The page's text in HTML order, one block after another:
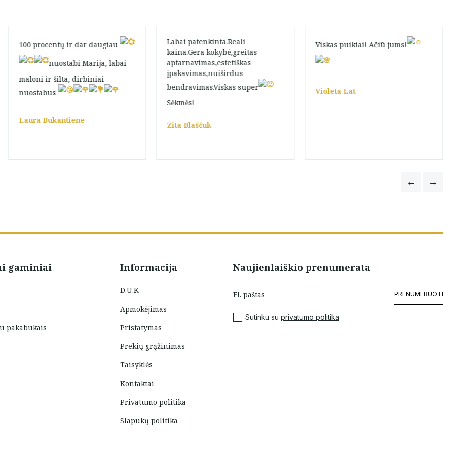
100 procentų ir dar daugiau
nuostabi Marija, labai
maloni ir šilta, dirbiniai
nuostabus
Laura Bukantiene
Labai patenkinta.Reali
kaina.Gera kokybė,greitas
aptarnavimas,estetiškas
įpakavimas,nuiširdus
bendravimas.Viskas super
Sėkmės!
Zita Blaščuk
Viskas puikiai! Ačiū jums!
Violeta Lat
gaminiai
pakabukais
Informacija
D.U.K
Apmokėjimas
Pristatymas
Prekių grąžinimas
Taisyklės
Kontaktai
Privatumo politika
Slapukų politika
Naujienlaiškio prenumerata
PRENUMERUOTI
Sutinku su privatumo politika